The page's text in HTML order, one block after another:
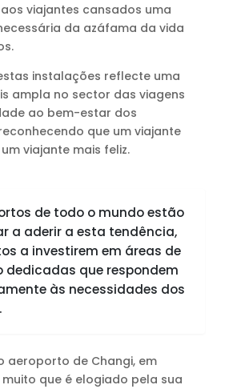
viajantes cansados uma
da azáfama da vida
instalações reflecte uma
ampla no sector das viagens
ao bem-estar dos
que um viajante
viajante mais feliz.
de todo o mundo estão
a aderir a esta tendência,
a investirem em áreas de
dedicadas que respondem
às necessidades dos
aeroporto de Changi, em
muito que é elogiado pela sua